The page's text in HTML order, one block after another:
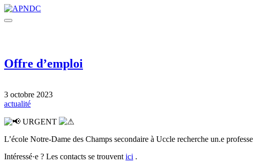
Offre d’emploi
3 octobre 2023
actualité
URGENT
L’école Notre-Dame des Champs secondaire à Uccle recherche un.e
Intéressé·e ? Les contacts se trouvent ici .